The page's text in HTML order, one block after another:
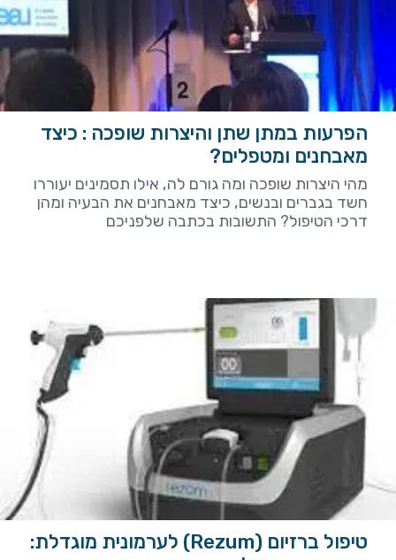
הפרעות במתן שתן והיצרות שופכה : כיצד
מאבחנים ומטפלים?
מהי היצרות שופכה ומה גורם לה, אילו תסמינים יעוררו
חשד בגברים ובנשים, כיצד מאבחנים את הבעיה ומהן
דרכי הטיפול? התשובות בכתבה שלפניכם
טיפול ברזיום (Rezum) לערמונית מוגדלת: